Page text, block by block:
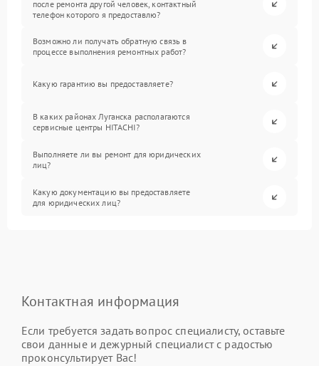
после ремонта другой человек, контактный
телефон которого я предоставлю?
Возможно ли получать обратную связь в
процессе выполнения ремонтных работ?
Какую гарантию вы предоставляете?
В каких районах Луганска располагаются
сервисные центры HITACHI?
Выполняете ли вы ремонт для юридических
лиц?
Какую документацию вы предоставляете
для юридических лиц?
Контактная информация
Если требуется задать вопрос специалисту, оставьте
свои данные и дежурный специалист с радостью
проконсультирует Вас!